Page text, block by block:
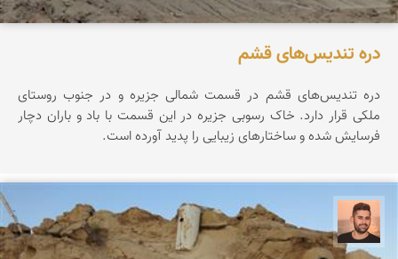
دره تندیس‌های قشم
دره تندیس‌های قشم در قسمت شمالی جزیره و در جنوب روستای
ملکی قرار دارد. خاک رسوبی جزیره در این قسمت با باد و باران دچار
فرسایش شده و ساختارهای زیبایی را پدید آورده است.
ابراهیم رفیعی